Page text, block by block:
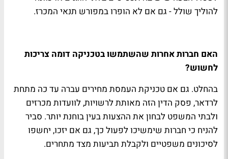
להוליך שולל - גם אם לא הופרו במפורש תנאי המכרז.
האם חברות אחרות שהשתמשו בטכניקה דומה צריכות
לחשוש?
בהחלט. גם אם טכניקת העמסת מחירים עברה עד כה מתחת
לרדאר, פסק הדין הזה מאותת לרשויות, לוועדות מכרזים
ולבתי המשפט לבחון את ההצעות בעין בוחנת יותר. סביר
להניח כי חברות שימשיכו לפעול כך, גם אם יזכו, יחשפו
לסיכונים משפטיים ולקבלת תביעות מצד מתחרים.